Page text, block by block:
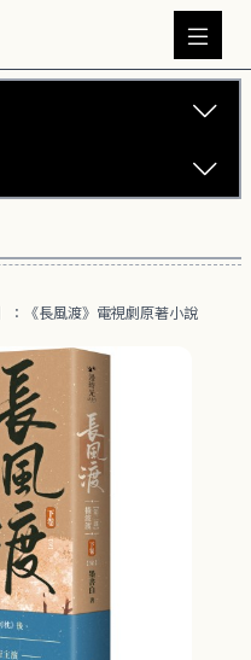
圖鑑書展
圖鑑書展
鑑書展
：《長風渡》電視劇原著小說